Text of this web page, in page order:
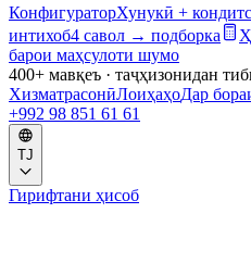
КонфигураторХунукӣ +
интихоб4 савол → подборка
барои маҳсулоти шумо
400+ мавқеъ · таҷҳизонидан
ХизматрасонӣЛоиҳаҳоДар
+992 98 851 61 61
TJ
Гирифтани ҳисоб